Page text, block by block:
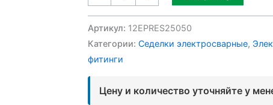
Артикул: 12EPRES25050
Категории: Седелки электросварные,
фитинги
Цену и количество уточняйте у